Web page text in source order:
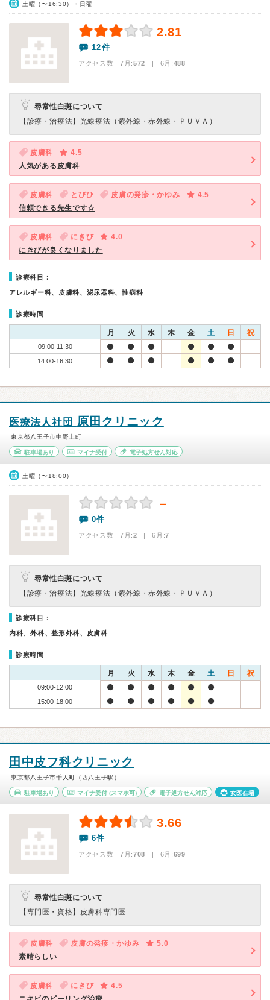
土曜（〜16:30）・日曜
2.81
12件
アクセス数 7月:572 | 6月:488
尋常性白斑について
【診療・治療法】 光線療法（紫外線・赤外線・ＰＵＶＡ）
皮膚科
4.5
人気がある皮膚科
皮膚科 とびひ 皮膚の発疹・かゆみ
4.5
信頼できる先生です☆
皮膚科 にきび
4.0
にきびが良くなりました
診療科目：
アレルギー科、皮膚科、泌尿器科、性病科
診療時間
月 火 水 木 金 土 日 祝
09:00-11:30
14:00-16:30
医療法人社団 原田クリニック
東京都八王子市中野上町
駐車場あり マイナ受付 電子処方せん対応
土曜（〜18:00）
－
0件
アクセス数 7月:2 | 6月:7
尋常性白斑について
【診療・治療法】 光線療法（紫外線・赤外線・ＰＵＶＡ）
診療科目：
内科、外科、整形外科、皮膚科
診療時間
月 火 水 木 金 土 日 祝
09:00-12:00
15:00-18:00
田中皮フ科クリニック
東京都八王子市千人町（西八王子駅）
駐車場あり マイナ受付(スマホ可) 電子処方せん対応 女医在籍
3.66
6件
アクセス数 7月:708 | 6月:699
尋常性白斑について
【専門医・資格】 皮膚科専門医
皮膚科 皮膚の発疹・かゆみ
5.0
素晴らしい
皮膚科 にきび
4.5